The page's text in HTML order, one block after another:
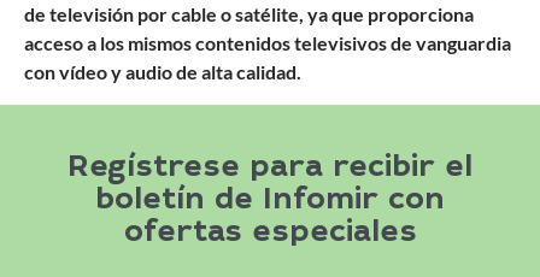
de televisión por cable o satélite, ya que proporciona
acceso a los mismos contenidos televisivos de vanguardia
con vídeo y audio de alta calidad.
Regístrese para recibir el
boletín de Infomir con
ofertas especiales